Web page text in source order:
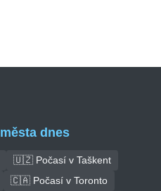
dnes
🇺🇿 Počasí v Taškent
🇨🇦 Počasí v Toronto